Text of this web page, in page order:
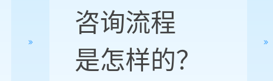
咨询流程
是怎样的？